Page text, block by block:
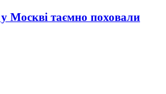
Москві таємно поховали